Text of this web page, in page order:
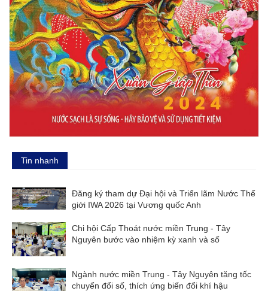
Tin nhanh
Đăng ký tham dự Đại hội và Triển lãm Nước Thế
giới IWA 2026 tại Vương quốc Anh
Chi hội Cấp Thoát nước miền Trung - Tây
Nguyên bước vào nhiệm kỳ xanh và số
Ngành nước miền Trung - Tây Nguyên tăng tốc
chuyển đổi số, thích ứng biến đổi khí hậu